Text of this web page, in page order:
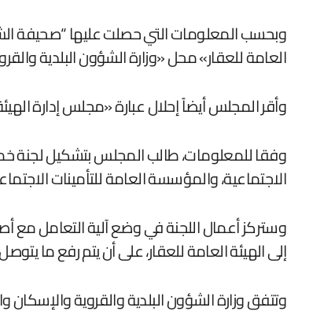
وبحسب المعلومات التي حصلت عليها “صحيفة
العامة للعقار» محل «وزارة الشؤون البلدية
وأقر المجلس أيضاً إحلال عبارة «مجلس إدارة
وفقا للمعلومات، طالب المجلس بتشكيل لجنة
الاجتماعية، والمؤسسة العامة للتأمينات
وستركز أعمال اللجنة في وضع آلية التعامل مع
إلى الهيئة العامة للعقار، على أن يتم رفع ما
وتتفق وزارة الشؤون البلدية والقروية والإسكان